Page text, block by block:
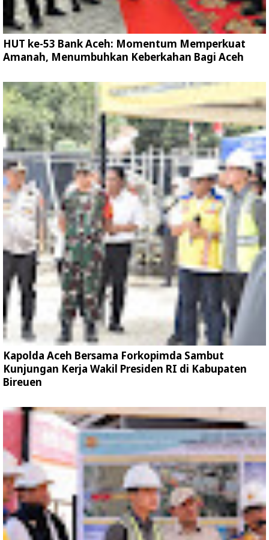
HUT ke-53 Bank Aceh: Momentum Memperkuat
Amanah, Menumbuhkan Keberkahan Bagi Aceh
Kapolda Aceh Bersama Forkopimda Sambut
Kunjungan Kerja Wakil Presiden RI di Kabupaten
Bireuen